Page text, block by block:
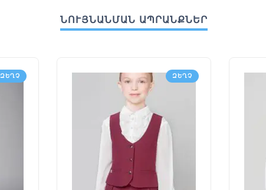
ՆՈՒՅՆԱՆՄԱՆ ԱՊՐԱՆՔՆԵՐ
ԶԵՂՉ ԶԵՂՉ